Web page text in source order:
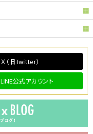
Ｘ（旧Twitter）
LINE公式アカウント